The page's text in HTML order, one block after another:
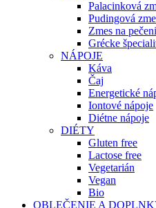
Palacinková
Pudingová
Zmes na
Grécke
NÁPOJE
Káva
Čaj
Energetické
Iontové nápoje
Diétne nápoje
DIÉTY
Gluten free
Lactose free
Vegetarián
Vegan
Bio
OBLEČENIE A